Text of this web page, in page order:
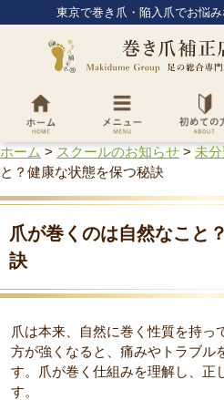
東京で巻き爪・陥入爪でお悩
ホーム > スクールのお知らせ > 未
と？健康な状態を保つ秘訣
爪が巻くのは自然なこと
訣
爪は本来、自然に巻く性質を持っ
方が強くなると、痛みやトラブル
す。爪が巻く仕組みを理解し、正
す。